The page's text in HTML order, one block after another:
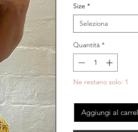
Size *
Seleziona
Quantità *
Ne restano solo: 1
Aggiungi al